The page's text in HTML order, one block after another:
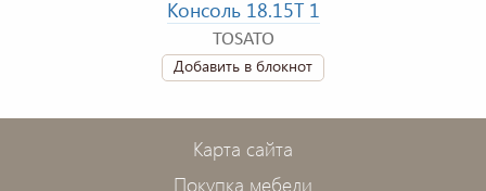
Консоль 18.15T 1
TOSATO
Добавить в блокнот
Карта сайта
Покупка мебели